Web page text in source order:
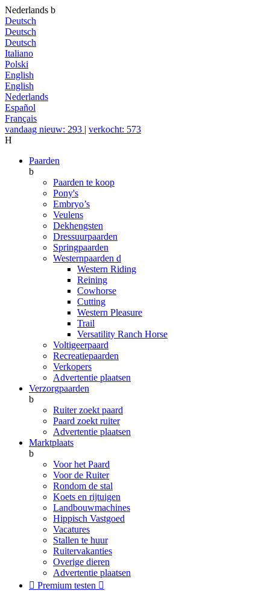
Nederlands b
Deutsch
Deutsch
Deutsch
Italiano
Polski
English
English
Nederlands
Español
Français
vandaag nieuw: 293 | verkocht: 573
H
Paarden
b
Paarden te koop
Pony's
Embryo’s
Veulens
Dekhengsten
Dressuurpaarden
Springpaarden
Westernpaarden d
Western Riding
Reining
Cowhorse
Cutting
Western Pleasure
Trail
Versatility Ranch Horse
Voltigeerpaard
Recreatiepaarden
Verkopers
Advertentie plaatsen
Verzorgpaarden
b
Ruiter zoekt paard
Paard zoekt ruiter
Advertentie plaatsen
Marktplaats
b
Voor het Paard
Voor de Ruiter
Rondom de stal
Koets en rijtuigen
Landbouwmachines
Hippisch Vastgoed
Vacatures
Stallen te huur
Ruitervakanties
Overige dieren
Advertentie plaatsen
 Premium testen 